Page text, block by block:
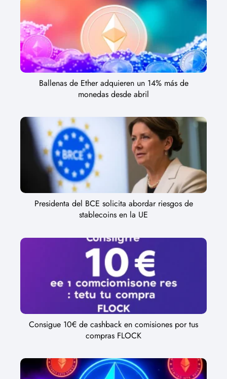
Ballenas de Ether adquieren un 14% más de
monedas desde abril
Presidenta del BCE solicita abordar riesgos de
stablecoins en la UE
Consigue 10€ de cashback en comisiones por tus
compras FLOCK